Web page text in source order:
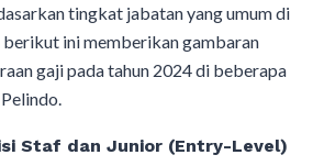
tingkat jabatan yang umum di
berikut ini memberikan gambaran
gaji pada tahun 2024 di beberapa
Staf dan Junior (Entry-Level)